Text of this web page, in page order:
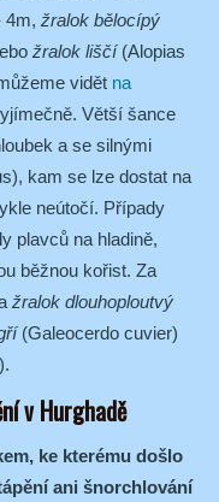
4m, žralok bělocípý
žralok liščí(Alopias
vidět na
Větší šance
a se silnými
kam se lze dostat na
neútočí. Případy
plavců na hladině,
běžnou kořist. Za
žralok dlouhoploutvý
(Galeocerdo cuvier)
v Hurghadě
ke kterému došlo
ani šnorchlování